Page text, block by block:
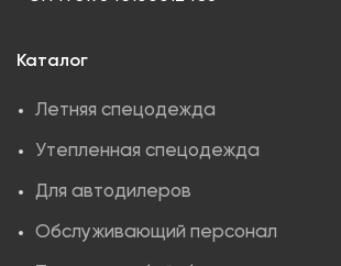
Каталог
Летняя спецодежда
Утепленная спецодежда
Для автодилеров
Обслуживающий персонал